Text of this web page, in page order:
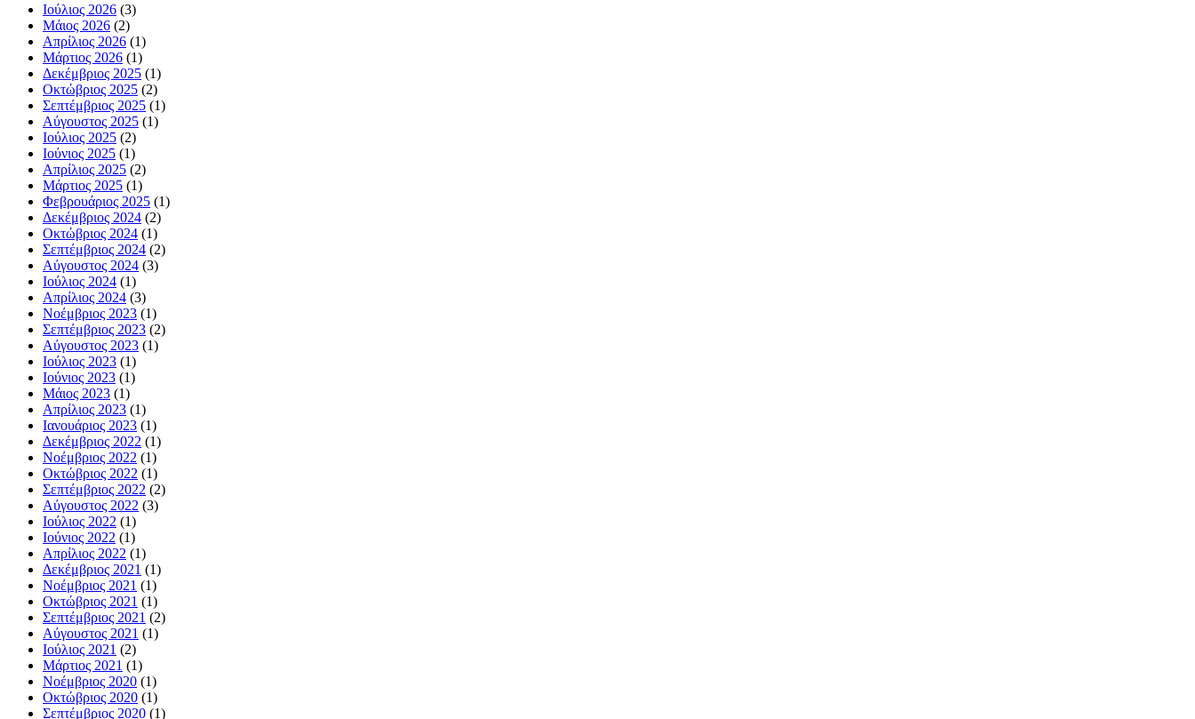
Ιούλιος 2026 (3)
Μάιος 2026 (2)
Απρίλιος 2026 (1)
Μάρτιος 2026 (1)
Δεκέμβριος 2025 (1)
Οκτώβριος 2025 (2)
Σεπτέμβριος 2025 (1)
Αύγουστος 2025 (1)
Ιούλιος 2025 (2)
Ιούνιος 2025 (1)
Απρίλιος 2025 (2)
Μάρτιος 2025 (1)
Φεβρουάριος 2025 (1)
Δεκέμβριος 2024 (2)
Οκτώβριος 2024 (1)
Σεπτέμβριος 2024 (2)
Αύγουστος 2024 (3)
Ιούλιος 2024 (1)
Απρίλιος 2024 (3)
Νοέμβριος 2023 (1)
Σεπτέμβριος 2023 (2)
Αύγουστος 2023 (1)
Ιούλιος 2023 (1)
Ιούνιος 2023 (1)
Μάιος 2023 (1)
Απρίλιος 2023 (1)
Ιανουάριος 2023 (1)
Δεκέμβριος 2022 (1)
Νοέμβριος 2022 (1)
Οκτώβριος 2022 (1)
Σεπτέμβριος 2022 (2)
Αύγουστος 2022 (3)
Ιούλιος 2022 (1)
Ιούνιος 2022 (1)
Απρίλιος 2022 (1)
Δεκέμβριος 2021 (1)
Νοέμβριος 2021 (1)
Οκτώβριος 2021 (1)
Σεπτέμβριος 2021 (2)
Αύγουστος 2021 (1)
Ιούλιος 2021 (2)
Μάρτιος 2021 (1)
Νοέμβριος 2020 (1)
Οκτώβριος 2020 (1)
Σεπτέμβριος 2020 (1)